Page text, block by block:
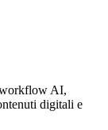
workflow AI,
digitali e